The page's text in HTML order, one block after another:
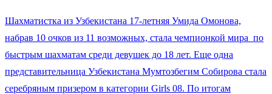
Шахматистка из Узбекистана 17-летняя Умида Омонова,
набрав 10 очков из 11 возможных, стала чемпионкой мира по
быстрым шахматам среди девушек до 18 лет. Еще одна
представительница Узбекистана Мумтозбегим Собирова стала
серебряным призером в категории Girls 08. По итогам